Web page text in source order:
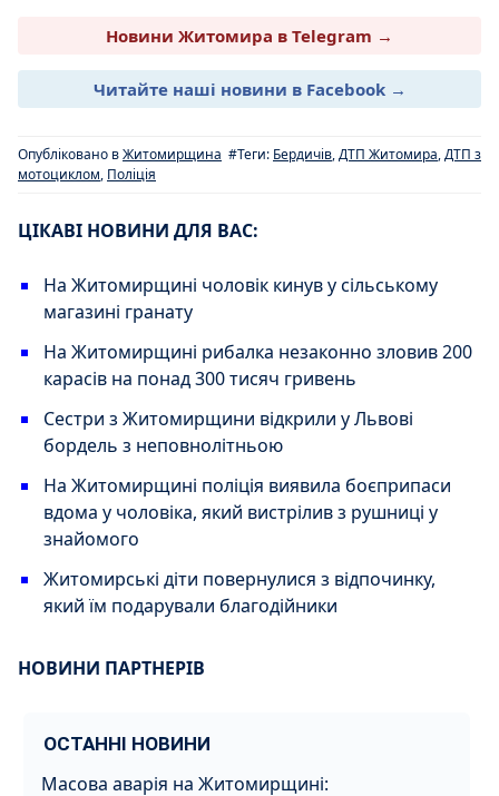
Новини Житомира в Telegram →
Читайте наші новини в Facebook →
Опубліковано вЖитомирщина #Теги: Бердичів,ДТП Житомира,ДТП з
мотоциклом, Поліція
ЦІКАВІ НОВИНИ ДЛЯ ВАС:
На Житомирщині чоловік кинув у сільському
магазині гранату
На Житомирщині рибалка незаконно зловив 200
карасів на понад 300 тисяч гривень
Сестри з Житомирщини відкрили у Львові
бордель з неповнолітньою
На Житомирщині поліція виявила боєприпаси
вдома у чоловіка, який вистрілив з рушниці у
знайомого
Житомирські діти повернулися з відпочинку,
який їм подарували благодійники
НОВИНИ ПАРТНЕРІВ
ОСТАННІ НОВИНИ
Масова аварія на Житомирщині: